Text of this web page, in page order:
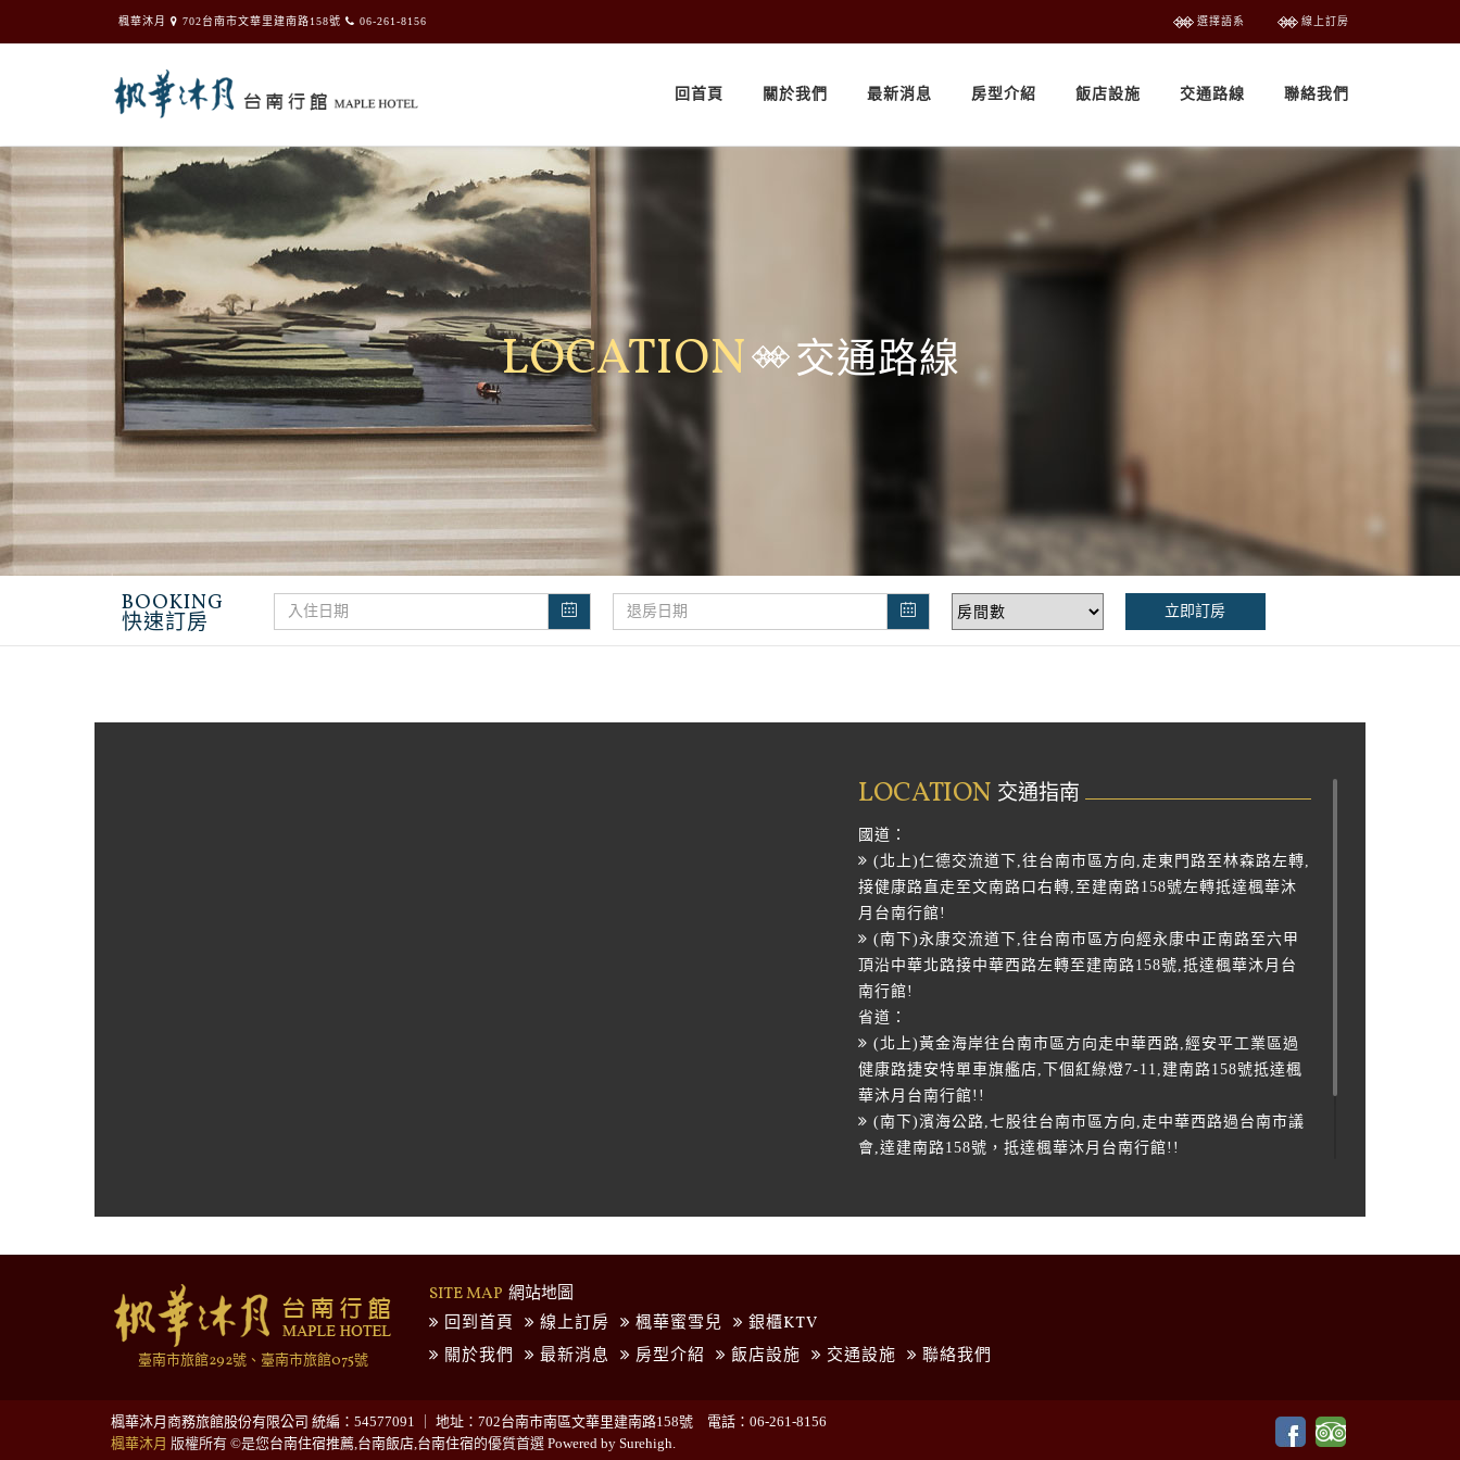
楓華沐月 702台南市文華里建南路158號 06-261-8156 選擇語系 線上訂房
回首頁 關於我們 最新消息 房型介紹 飯店設施 交通路線 聯絡我們
LOCATION 交通路線
BOOKING
快速訂房 立即訂房
LOCATION 交通指南
國道：
(北上)仁德交流道下,往台南市區方向,走東門路至林森路左轉,
接健康路直走至文南路口右轉,至建南路158號左轉抵達楓華沐
月台南行館!
(南下)永康交流道下,往台南市區方向經永康中正南路至六甲
頂沿中華北路接中華西路左轉至建南路158號,抵達楓華沐月台
南行館!
省道：
(北上)黃金海岸往台南市區方向走中華西路,經安平工業區過
健康路捷安特單車旗艦店,下個紅綠燈7-11,建南路158號抵達楓
華沐月台南行館!!
(南下)濱海公路,七股往台南市區方向,走中華西路過台南市議
會,達建南路158號，抵達楓華沐月台南行館!!
臺南市旅館292號、臺南市旅館075號
SITE MAP 網站地圖
回到首頁
線上訂房 楓華蜜雪兒
銀櫃KTV
關於我們
最新消息 房型介紹 飯店設施 交通設施 聯絡我們
楓華沐月商務旅館股份有限公司 統編：54577091 ｜ 地址：702台南市南區文華里建南路158號 電話：06-261-8156
楓華沐月 版權所有 ©是您台南住宿推薦,台南飯店,台南住宿的優質首選 Powered by Surehigh.